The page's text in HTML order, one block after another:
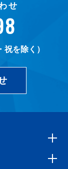
せ
を除く）